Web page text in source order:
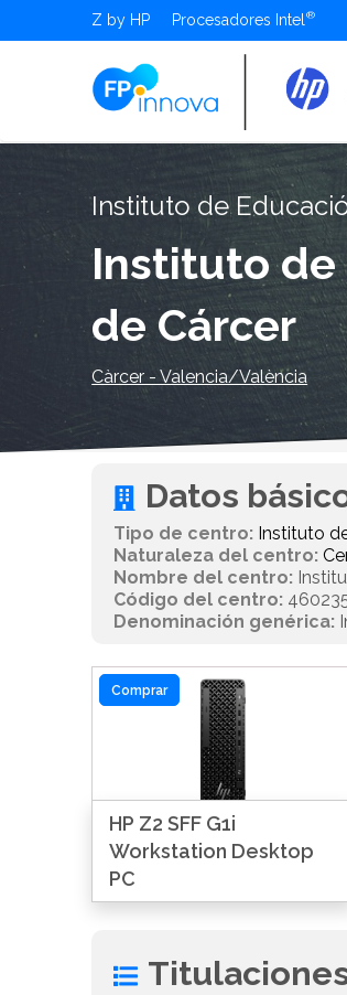
Z by HP Procesadores Intel
Instituto de
Instituto de
de Cárcer
Càrcer - Valencia/València
Datos
Tipo de centro: Instituto
Naturaleza del centro:
Nombre del centro:
Código del centro:
Denominación genérica:
Comprar
HP Z2 SFF G1i
Workstation Desktop
PC